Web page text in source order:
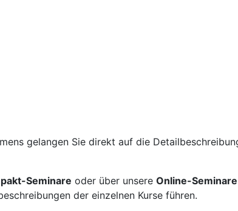
gelangen Sie direkt auf die
Seminare oder über unsere Online-Seminare
der einzelnen Kurse führen.